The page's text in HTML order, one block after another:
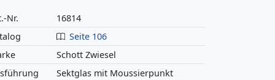
Nr.
16814
Seite 106
Schott Zwiesel
Sektglas mit Moussierpunkt